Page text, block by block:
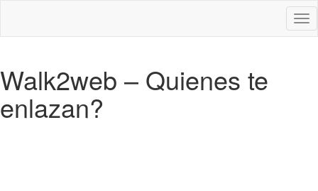
Walk2web – Quienes te
enlazan?